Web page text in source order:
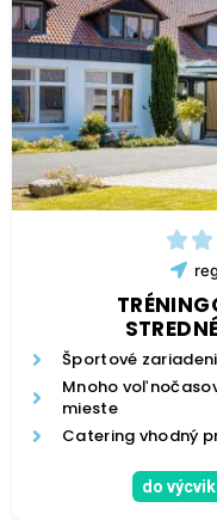
Športové
Mnoho
mieste
Catering vhodný
do